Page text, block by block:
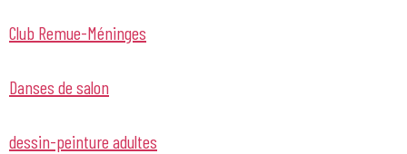
Club Remue-Méninges
Danses de salon
dessin-peinture adultes